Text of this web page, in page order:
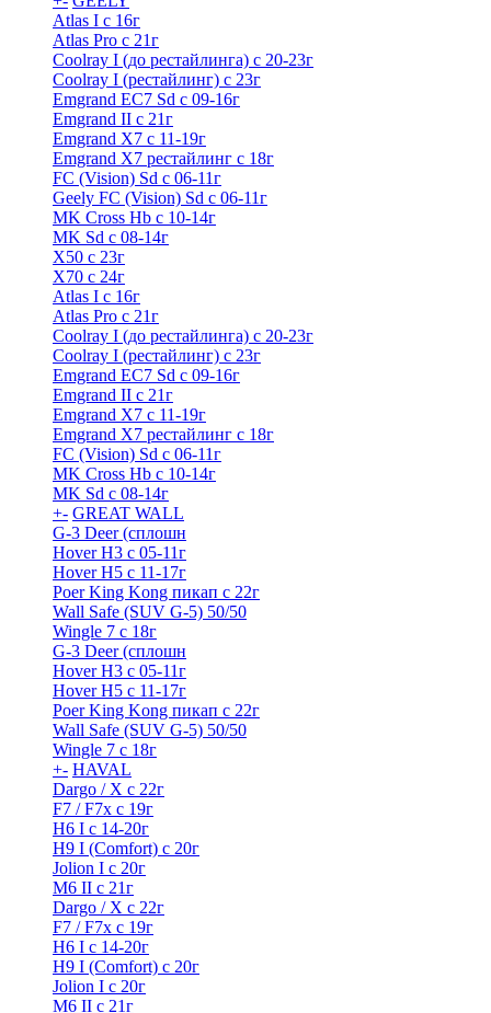
Atlas I c 16г
Atlas Pro с 21г
Coolray I (до рестайлинга) с 20-23г
Coolray I (рестайлинг) с 23г
Emgrand EC7 Sd c 09-16г
Emgrand II с 21г
Emgrand X7 c 11-19г
Emgrand X7 рестайлинг c 18г
FC (Vision) Sd c 06-11г
Geely FC (Vision) Sd c 06-11г
MK Cross Hb с 10-14г
MK Sd с 08-14г
X50 с 23г
X70 с 24г
Atlas I c 16г
Atlas Pro с 21г
Coolray I (до рестайлинга) с 20-23г
Coolray I (рестайлинг) с 23г
Emgrand EC7 Sd c 09-16г
Emgrand II с 21г
Emgrand X7 c 11-19г
Emgrand X7 рестайлинг c 18г
FC (Vision) Sd c 06-11г
MK Cross Hb с 10-14г
MK Sd с 08-14г
+- GREAT WALL
G-3 Deer (сплошн
Hover H3 с 05-11г
Hover H5 с 11-17г
Poer King Kong пикап с 22г
Wall Safe (SUV G-5) 50/50
Wingle 7 с 18г
G-3 Deer (сплошн
Hover H3 с 05-11г
Hover H5 с 11-17г
Poer King Kong пикап с 22г
Wall Safe (SUV G-5) 50/50
Wingle 7 с 18г
+- HAVAL
Dargo / Х с 22г
F7 / F7x с 19г
H6 I с 14-20г
H9 I (Comfort) с 20г
Jolion I с 20г
M6 II с 21г
Dargo / Х с 22г
F7 / F7x с 19г
H6 I с 14-20г
H9 I (Comfort) с 20г
Jolion I с 20г
M6 II с 21г